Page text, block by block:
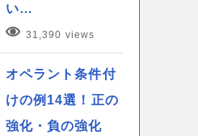
い…
31,390 views
オペラント条件付
けの例14選！正の
強化・負の強化